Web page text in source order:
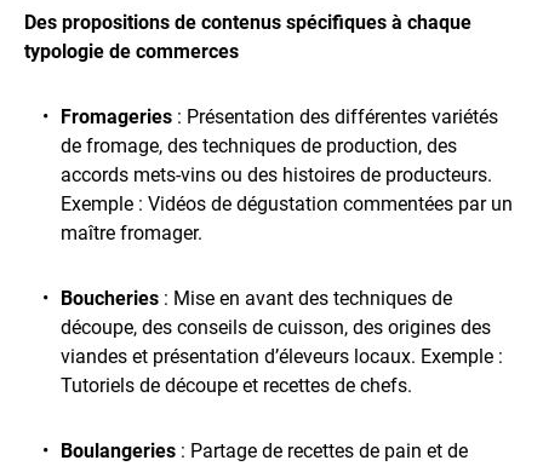
Des propositions de contenus spécifiques à chaque
typologie de commerces
Fromageries : Présentation des différentes variétés
de fromage, des techniques de production, des
accords mets-vins ou des histoires de producteurs.
Exemple : Vidéos de dégustation commentées par un
maître fromager.
Boucheries : Mise en avant des techniques de
découpe, des conseils de cuisson, des origines des
viandes et présentation d’éleveurs locaux. Exemple :
Tutoriels de découpe et recettes de chefs.
Boulangeries : Partage de recettes de pain et de